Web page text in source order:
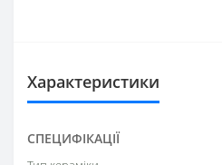
Характеристики
СПЕЦИФІКАЦІЇ